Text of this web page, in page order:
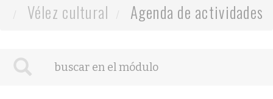
Vélez cultural
Agenda de actividades